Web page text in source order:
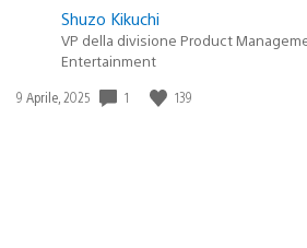
Shuzo Kikuchi
VP della divisione Product
Entertainment
Data
9 Aprile, 2025 1 139